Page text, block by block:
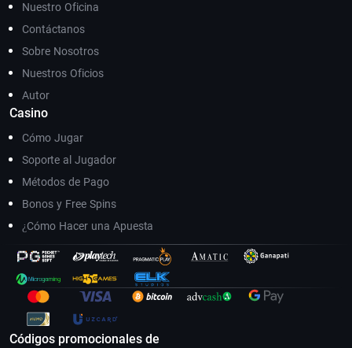
Nuestro Oficina
Contáctanos
Sobre Nosotros
Nuestros Oficios
Autor
Casino
Cómo Jugar
Soporte al Jugador
Métodos de Pago
Bonos y Free Spins
¿Cómo Hacer una Apuesta
Códigos promocionales de